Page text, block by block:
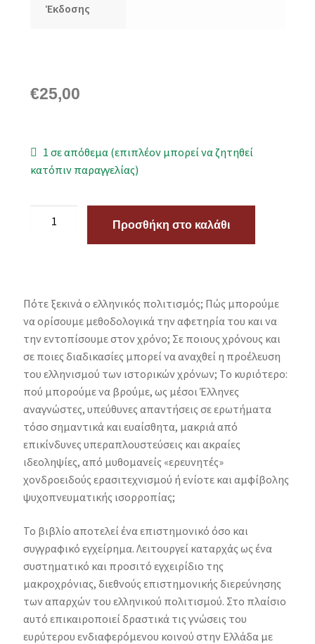
Έκδοσης
€25,00
1 σε απόθεμα (επιπλέον μπορεί να ζητηθεί
κατόπιν παραγγελίας)
Προσθήκη στο καλάθι
Πότε ξεκινά ο ελληνικός πολιτισμός; Πώς μπορούμε
να ορίσουμε μεθοδολογικά την αφετηρία του και να
την εντοπίσουμε στον χρόνο; Σε ποιους χρόνους και
σε ποιες διαδικασίες μπορεί να αναχθεί η προέλευση
του ελληνισμού των ιστορικών χρόνων; Το κυριότερο:
πού μπορούμε να βρούμε, ως μέσοι Έλληνες
αναγνώστες, υπεύθυνες απαντήσεις σε ερωτήματα
τόσο σημαντικά και ευαίσθητα, μακριά από
επικίνδυνες υπεραπλουστεύσεις και ακραίες
ιδεοληψίες, από μυθομανείς «ερευνητές»
χονδροειδούς ερασιτεχνισμού ή ενίοτε και αμφίβολης
ψυχοπνευματικής ισορροπίας;
Το βιβλίο αποτελεί ένα επιστημονικό όσο και
συγγραφικό εγχείρημα. Λειτουργεί καταρχάς ως ένα
συστηματικό και προσιτό εγχειρίδιο της
μακροχρόνιας, διεθνούς επιστημονικής διερεύνησης
των απαρχών του ελληνικού πολιτισμού. Στο πλαίσιο
αυτό επικαιροποιεί δραστικά τις γνώσεις του
ευρύτερου ενδιαφερόμενου κοινού στην Ελλάδα με